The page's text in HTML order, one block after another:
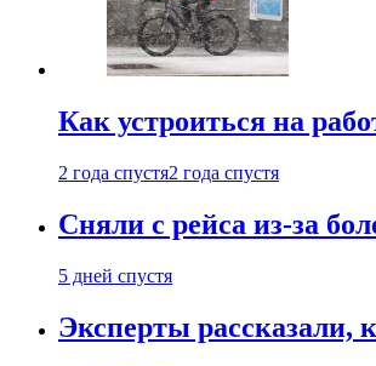
Как устроиться на
2 года спустя2 года спустя
Сняли с рейса из-за
5 дней спустя
Эксперты рассказали,